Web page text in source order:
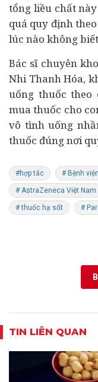
tổng liều chất
quá quy định
lúc nào không
Bác sĩ chuyên
Nhi Thanh Hóa,
uống thuốc
mua thuốc cho
vô tình uống
thuốc đúng nơi
#hợp tác # Bệnh
# AstraZeneca Việt Nam
# thuốc hạ sốt #
TIN LIÊN QUAN